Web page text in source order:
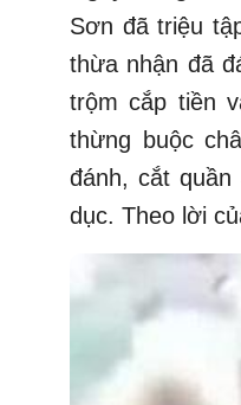
Sơn đã triệu
thừa nhận đã
trộm cắp tiền
thừng buộc
đánh, cắt
dục. Theo lời